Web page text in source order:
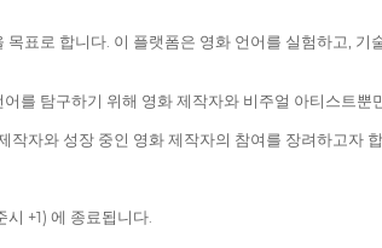
로 합니다. 이 플랫폼은 영화 언어를 실험하고, 기
탐구하기 위해 영화 제작자와 비주얼 아티스트뿐
자와 성장 중인 영화 제작자의 참여를 장려하고자
+1) 에 종료됩니다.